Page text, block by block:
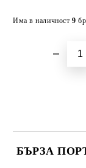
Има в наличност 9
БЪРЗА